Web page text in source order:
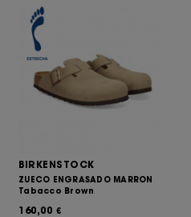
BIRKENSTOCK
ZUECO ENGRASADO MARRON
Tabacco Brown
160,00 €